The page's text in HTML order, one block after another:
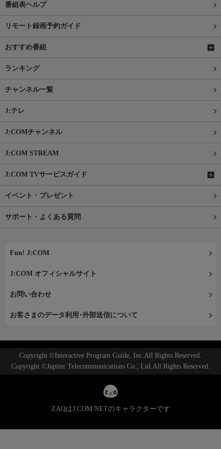
番組表ヘルプ
リモート録画予約ガイド
おすすめ番組
ランキング
チャンネル一覧
J:テレ
J:COMチャンネル
J:COM STREAM
J:COM TVサービスガイド
イベント・プレゼント
サポート・よくある質問
Fun! J:COM
J:COM オフィシャルサイト
お問い合わせ
お客さまのデータ利用･外部送信について
Copyright ©Interactive Program Guide, Inc.All Rights Reserved.
Copyright ©Jupiter Telecommunications Co., Ltd.All Rights Reserved.
ZAQはJ:COM NETのキャラクターです